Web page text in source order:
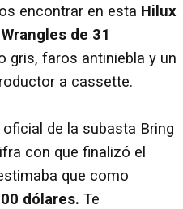
encontrar en esta Hilux
de 31
gris, faros antiniebla y un
a cassette.
de la subasta Bring
con que finalizó el
que como
dólares. Te